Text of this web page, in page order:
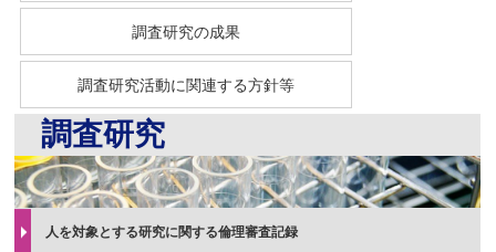
調査研究の成果
調査研究活動に関連する方針等
調査研究
人を対象とする研究に関する倫理審査記録